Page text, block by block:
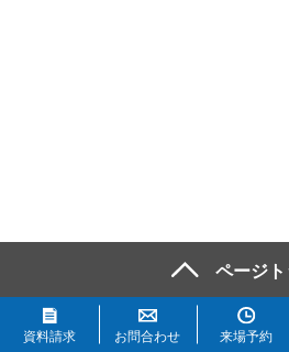
資料請求 お問合わせ 来場予約